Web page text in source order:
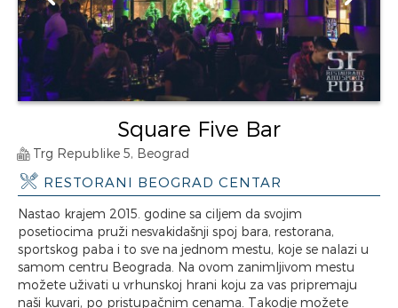
Square Five Bar
Trg Republike 5, Beograd
RESTORANI BEOGRAD CENTAR
Nastao krajem 2015. godine sa ciljem da svojim
posetiocima pruži nesvakidašnji spoj bara, restorana,
sportskog paba i to sve na jednom mestu, koje se nalazi u
samom centru Beograda. Na ovom zanimljivom mestu
možete uživati u vrhunskoj hrani koju za vas pripremaju
naši kuvari, po pristupačnim cenama. Takodje možete